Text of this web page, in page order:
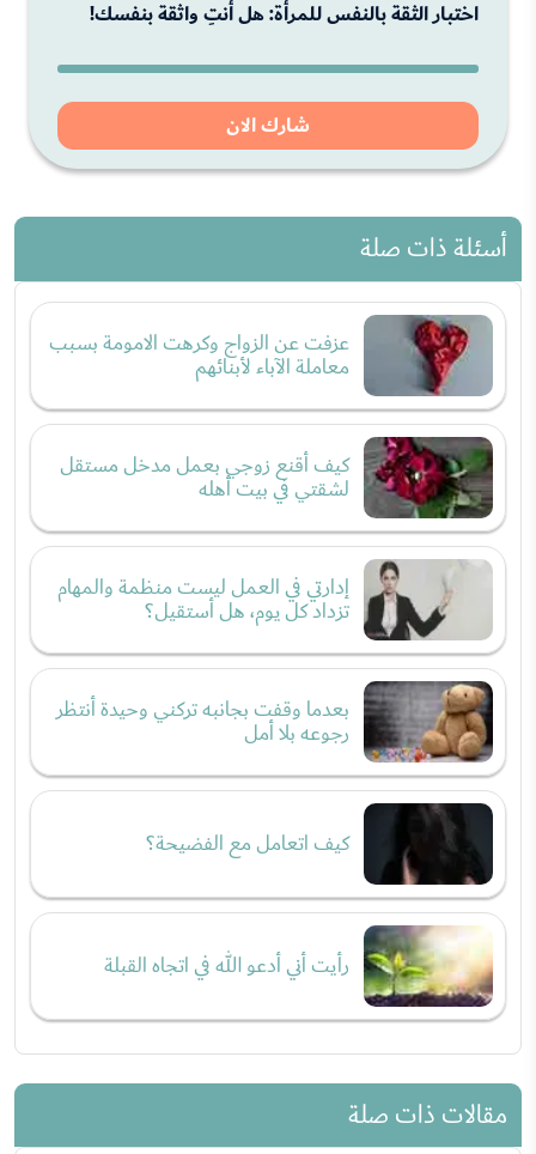
اختبار الثقة بالنفس للمرأة: هل أنتِ واثقة بنفسك!
شارك الان
أسئلة ذات صلة
عزفت عن الزواج وكرهت الامومة بسبب
معاملة الآباء لأبنائهم
كيف أقنع زوجي بعمل مدخل مستقل
لشقتي في بيت أهله
إدارتي في العمل ليست منظمة والمهام
تزداد كل يوم، هل أستقيل؟
بعدما وقفت بجانبه تركني وحيدة أنتظر
رجوعه بلا أمل
كيف اتعامل مع الفضيحة؟
رأيت أني أدعو الله في اتجاه القبلة
مقالات ذات صلة